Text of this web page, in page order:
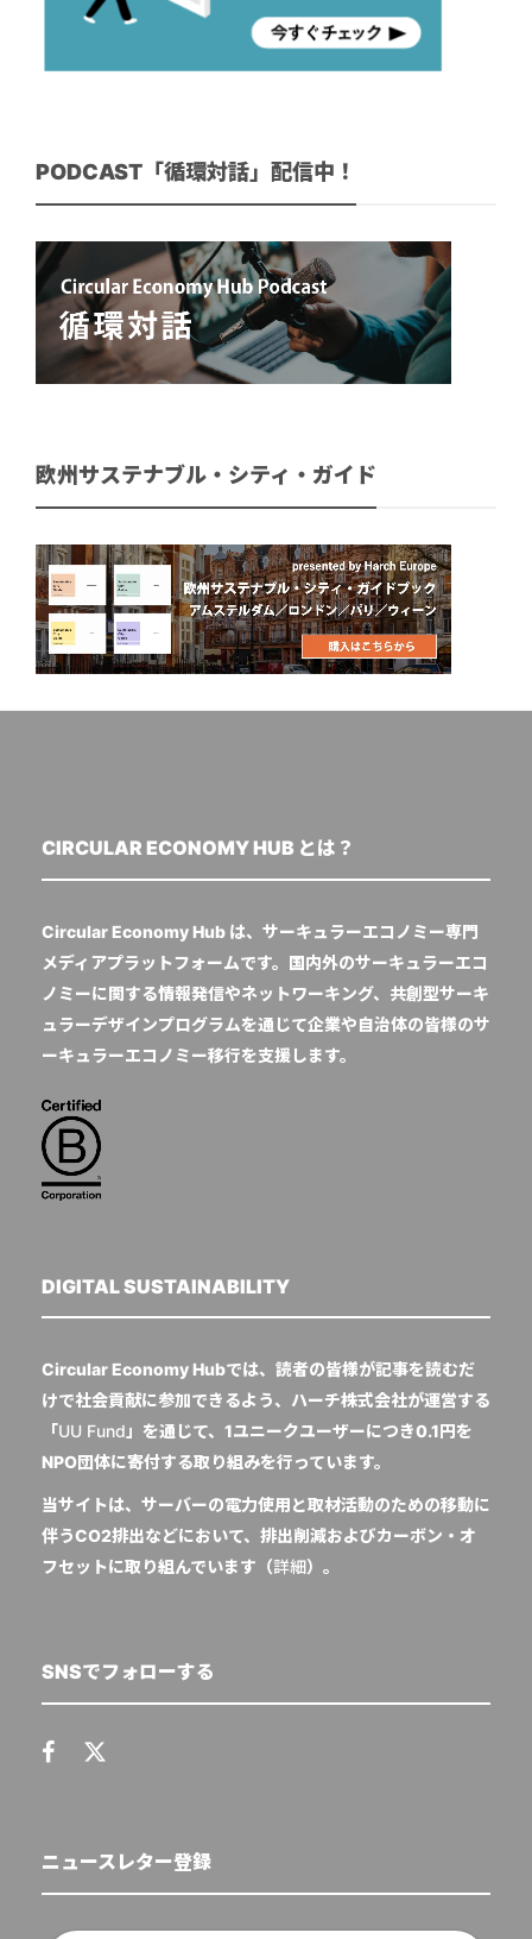
PODCAST「循環対話」配信中！
欧州サステナブル・シティ・ガイド
CIRCULAR ECONOMY HUB とは？
Circular Economy Hub は、サーキュラーエコノミー専門
メディアプラットフォームです。国内外のサーキュラーエコ
ノミーに関する情報発信やネットワーキング、共創型サーキ
ュラーデザインプログラムを通じて企業や自治体の皆様のサ
ーキュラーエコノミー移行を支援します。
DIGITAL SUSTAINABILITY
Circular Economy Hubでは、読者の皆様が記事を読むだ
けで社会貢献に参加できるよう、ハーチ株式会社が運営する
「UU Fund 」を通じて、1ユニークユーザーにつき0.1円を
NPO団体に寄付する取り組みを行っています。
当サイトは、サーバーの電力使用と取材活動のための移動に
伴うCO2排出などにおいて、排出削減およびカーボン・オ
フセットに取り組んでいます（詳細）。
SNSでフォローする
ニュースレター登録